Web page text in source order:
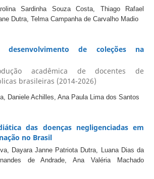
Sardinha Souza Costa, Thiago Rafael
Dutra, Telma Campanha de Carvalho Madio
de coleções na
acadêmica de docentes de
brasileiras (2014-2026)
Daniele Achilles, Ana Paula Lima dos Santos
das doenças negligenciadas em
no Brasil
Dayara Janne Patriota Dutra, Luana Dias da
de Andrade, Ana Valéria Machado